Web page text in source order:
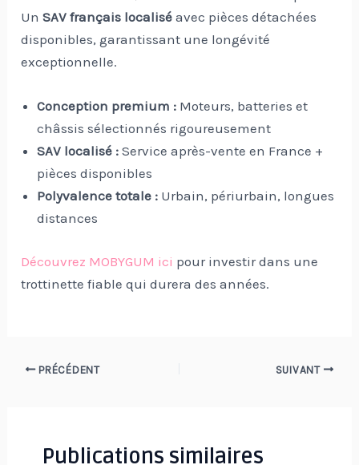
UnSAV français localisé avec pièces détachées
disponibles, garantissant une longévité
exceptionnelle.
Conception premium : Moteurs, batteries et
châssis sélectionnés rigoureusement
SAV localisé : Service après-vente en France +
pièces disponibles
Polyvalence totale : Urbain, périurbain, longues
distances
Découvrez MOBYGUM ici pour investir dans une
trottinette fiable qui durera des années.
Navigation
PRÉCÉDENT SUIVANT
Publications similaires